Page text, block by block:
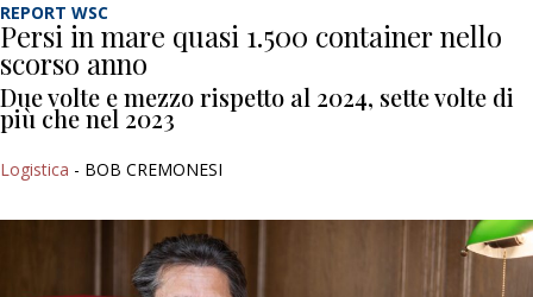
REPORT WSC
Persi in mare quasi 1.500 container nello
scorso anno
Due volte e mezzo rispetto al 2024, sette volte di
più che nel 2023
Logistica - BOB CREMONESI